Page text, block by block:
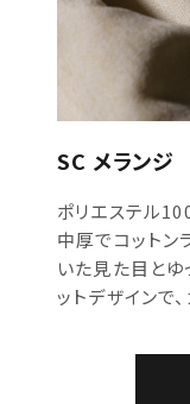
SC メランジ
ポリエステル
中厚でコットン
いた見た目とゆ
ットデザインで